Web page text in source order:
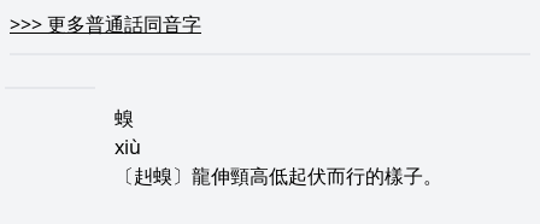
>>>更多普通話同音字
螑
xiù
〔赳螑〕龍伸頸高低起伏而行的樣子。